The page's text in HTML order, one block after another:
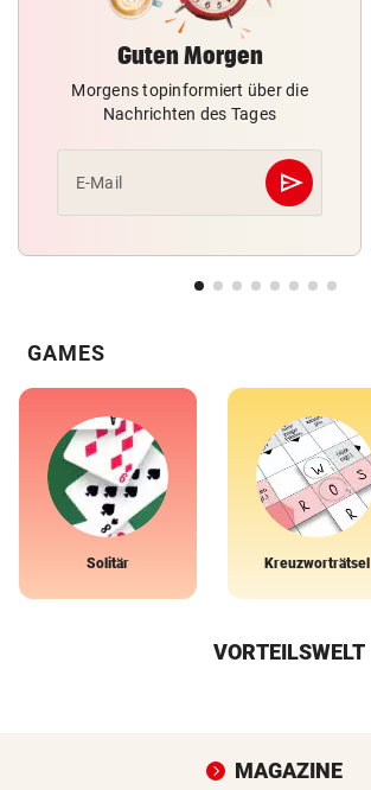
Guten Morgen
Morgens topinformiert über die
Nachrichten des Tages
E-Mail send
Abschicken
GAMES
Solitär Kreuzworträtsel
VORTEILSWELT
MAGAZINE